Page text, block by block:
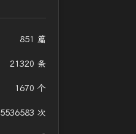
851 篇
21320 条
1670 个
5536583 次